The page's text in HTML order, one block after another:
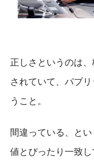
正しさというのは、
されていて、パブ
うこと。
間違っている、と
値とぴったり一致